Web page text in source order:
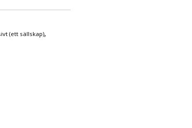
(ett sällskap),